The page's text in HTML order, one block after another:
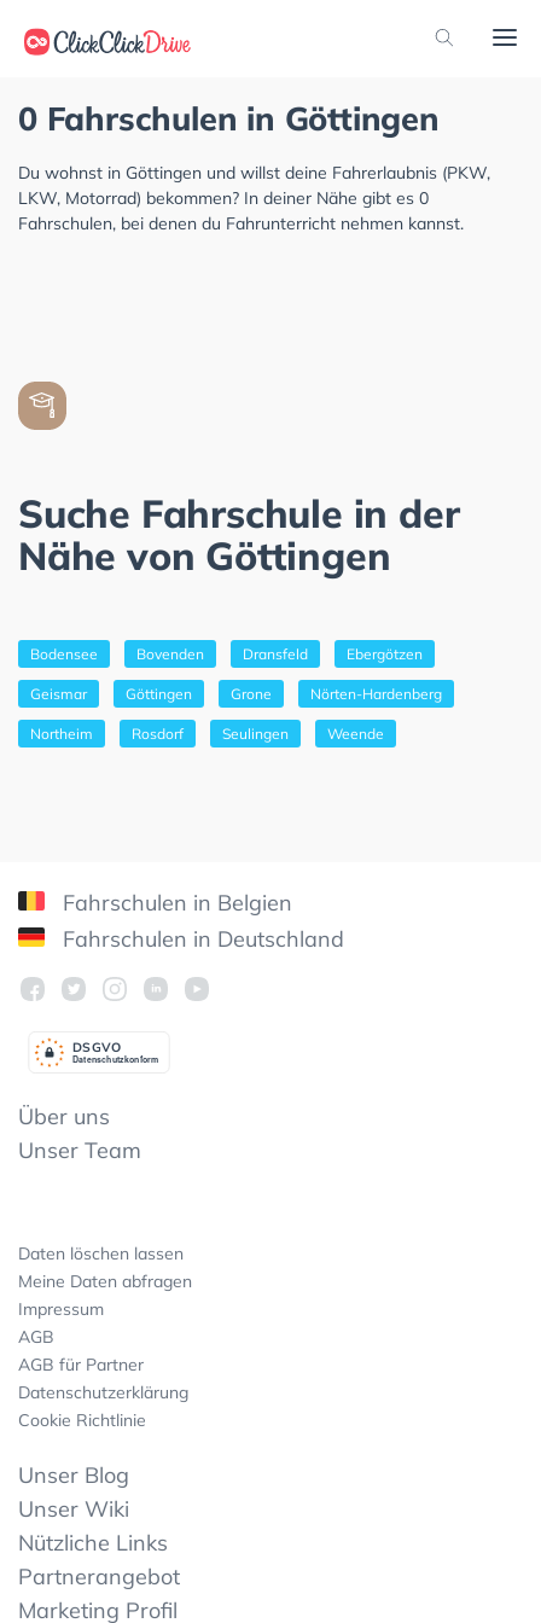
0 Fahrschulen in Göttingen
Du wohnst in Göttingen und willst deine Fahrerlaubnis (PKW,
LKW, Motorrad) bekommen? In deiner Nähe gibt es 0
Fahrschulen, bei denen du Fahrunterricht nehmen kannst.
Suche Fahrschule in der
Nähe von Göttingen
Bodensee Bovenden Dransfeld Ebergötzen
Geismar Göttingen Grone Nörten-Hardenberg
Northeim Rosdorf Seulingen Weende
Fahrschulen in Belgien
Fahrschulen in Deutschland
Datenschutzkonform
DSGVO
Über uns
Unser Team
Daten löschen lassen
Meine Daten abfragen
Impressum
AGB
AGB für Partner
Datenschutzerklärung
Cookie Richtlinie
Unser Blog
Unser Wiki
Nützliche Links
Partnerangebot
Marketing Profil